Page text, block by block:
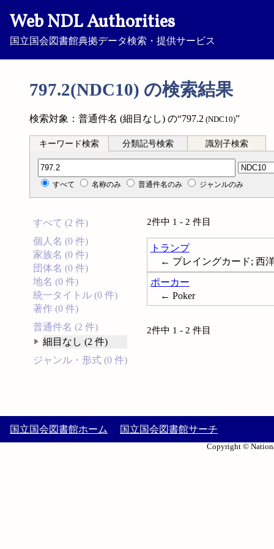
Web NDL Authorities
国立国会図書館典拠データ検索・提供サービス
797.2(NDC10) の検索結果
検索対象：普通件名 (細目なし) の“797.2 (NDC10)”
キーワード検索 分類記号検索 識別子検索
分類記号検索
すべて 名称のみ 普通件名のみ ジャンルのみ
すべて (2 件)
個人名 (0 件)
家族名 (0 件)
団体名 (0 件)
地名 (0 件)
統一タイトル (0 件)
著作 (0 件)
普通件名 (2 件)
細目なし (2 件)
ジャンル・形式 (0 件)
2件中 1 - 2 件目
トランプ
← プレイングカード; 西
ポーカー
← Poker
2件中 1 - 2 件目
国立国会図書館ホーム 国立国会図書館サーチ
Copyright ©